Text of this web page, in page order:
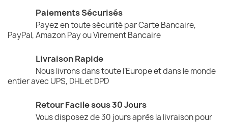
Paiements Sécurisés
Payez en toute sécurité par Carte Bancaire,
PayPal, Amazon Pay ou Virement Bancaire
Livraison Rapide
Nous livrons dans toute l’Europe et dans le monde
entier avec UPS, DHL et DPD
Retour Facile sous 30 Jours
Vous disposez de 30 jours après la livraison pour